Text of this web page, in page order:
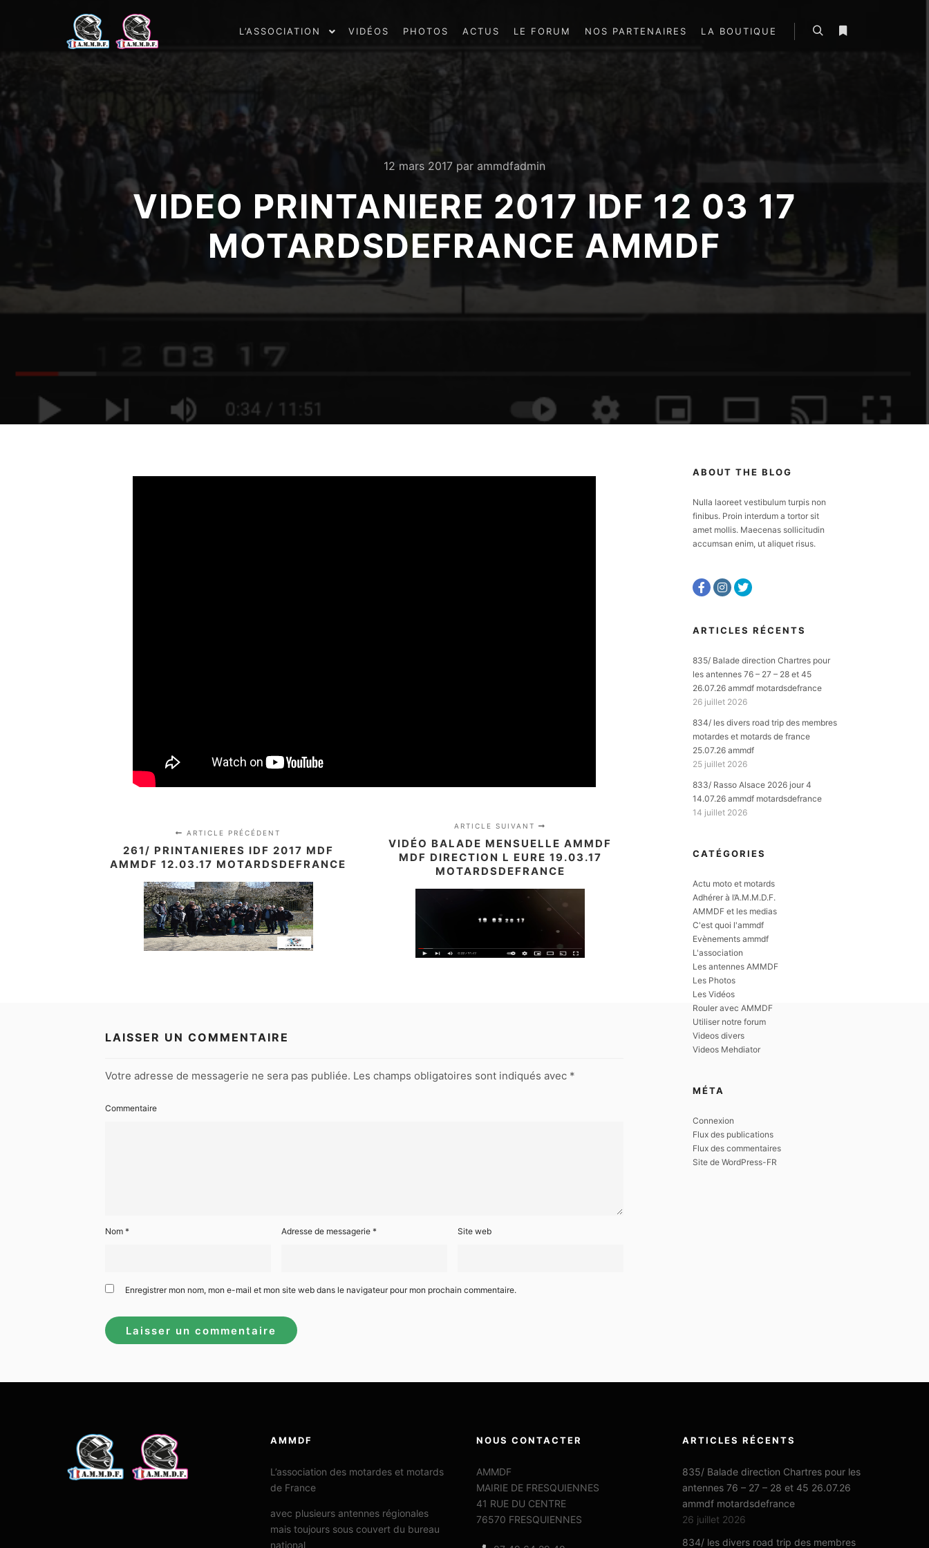
L’ASSOCIATION VIDÉOS PHOTOS ACTUS LE FORUM NOS PARTENAIRES LA BOUTIQUE
12 mars 2017 par ammdfadmin
VIDEO PRINTANIERE 2017 IDF 12 03 17
MOTARDSDEFRANCE AMMDF
ARTICLE PRÉCÉDENT
261/ PRINTANIERES IDF 2017 MDF
AMMDF 12.03.17 MOTARDSDEFRANCE
ARTICLE SUIVANT
VIDÉO BALADE MENSUELLE AMMDF
MDF DIRECTION L EURE 19.03.17
MOTARDSDEFRANCE
LAISSER UN COMMENTAIRE
Votre adresse de messagerie ne sera pas publiée. Les champs obligatoires sont indiqués avec *
Commentaire
Nom * Adresse de messagerie * Site web
Enregistrer mon nom, mon e-mail et mon site web dans le navigateur pour mon prochain commentaire.
ABOUT THE BLOG
Nulla laoreet vestibulum turpis non
finibus. Proin interdum a tortor sit
amet mollis. Maecenas sollicitudin
accumsan enim, ut aliquet risus.
ARTICLES RÉCENTS
835/ Balade direction Chartres pour
les antennes 76 – 27 – 28 et 45
26.07.26 ammdf motardsdefrance
26 juillet 2026
834/ les divers road trip des membres
motardes et motards de france
25.07.26 ammdf
25 juillet 2026
833/ Rasso Alsace 2026 jour 4
14.07.26 ammdf motardsdefrance
14 juillet 2026
CATÉGORIES
Actu moto et motards
Adhérer à l’A.M.M.D.F.
AMMDF et les medias
C'est quoi l'ammdf
Evènements ammdf
L'association
Les antennes AMMDF
Les Photos
Les Vidéos
Rouler avec AMMDF
Utiliser notre forum
Videos divers
Videos Mehdiator
MÉTA
Connexion
Flux des publications
Flux des commentaires
Site de WordPress-FR
AMMDF
L’association des motardes et motards
de France
avec plusieurs antennes régionales
mais toujours sous couvert du bureau
national
NOUS CONTACTER
AMMDF
MAIRIE DE FRESQUIENNES
41 RUE DU CENTRE
76570 FRESQUIENNES
ARTICLES RÉCENTS
835/ Balade direction Chartres pour les
antennes 76 – 27 – 28 et 45 26.07.26
ammdf motardsdefrance
26 juillet 2026
834/ les divers road trip des membres